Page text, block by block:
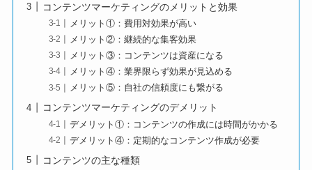
コンテンツマーケティングのメリットと効果
メリット①：費用対効果が高い
メリット②：継続的な集客効果
メリット③：コンテンツは資産になる
メリット④：業界限らず効果が見込める
メリット⑤：自社の信頼度にも繋がる
コンテンツマーケティングのデメリット
デメリット①：コンテンツの作成には時間がかかる
デメリット④：定期的なコンテンツ作成が必要
コンテンツの主な種類